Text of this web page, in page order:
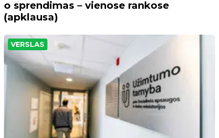
o sprendimas – vienose rankose
(apklausa)
VERSLAS